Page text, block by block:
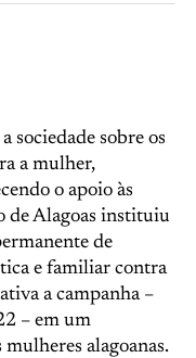
sociedade sobre os
a mulher,
o apoio às
de Alagoas instituiu
de
e familiar contra
a campanha –
– em um
alagoanas.